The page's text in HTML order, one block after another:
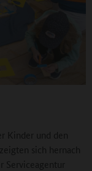
Kinder und den
sich hernach
Serviceagentur